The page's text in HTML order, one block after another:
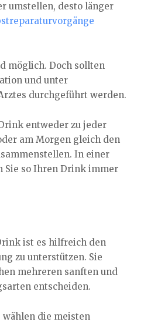
umstellen, desto länger
möglich. Doch sollten
und unter
durchgeführt werden.
entweder zu jeder
am Morgen gleich den
In einer
Sie so Ihren Drink immer
ist es hilfreich den
zu unterstützen. Sie
mehreren sanften und
entscheiden.
die meisten